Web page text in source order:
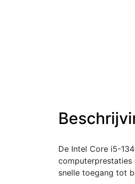
De Intel Core i5-
computerprestaties
snelle toegang tot